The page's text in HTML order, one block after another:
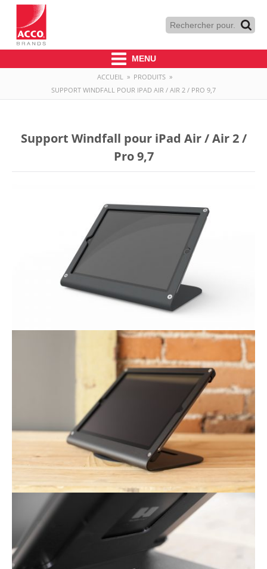
MENU
ACCUEIL » PRODUITS »
SUPPORT WINDFALL POUR IPAD AIR / AIR 2 / PRO 9,7
Support Windfall pour iPad Air / Air 2 /
Pro 9,7